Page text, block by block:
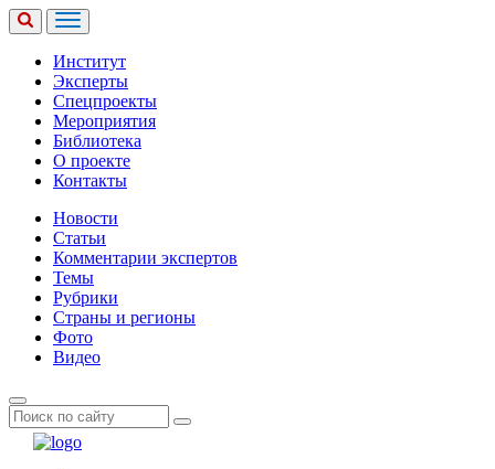
Институт
Эксперты
Спецпроекты
Мероприятия
Библиотека
О проекте
Контакты
Новости
Статьи
Комментарии экспертов
Темы
Рубрики
Страны и регионы
Фото
Видео